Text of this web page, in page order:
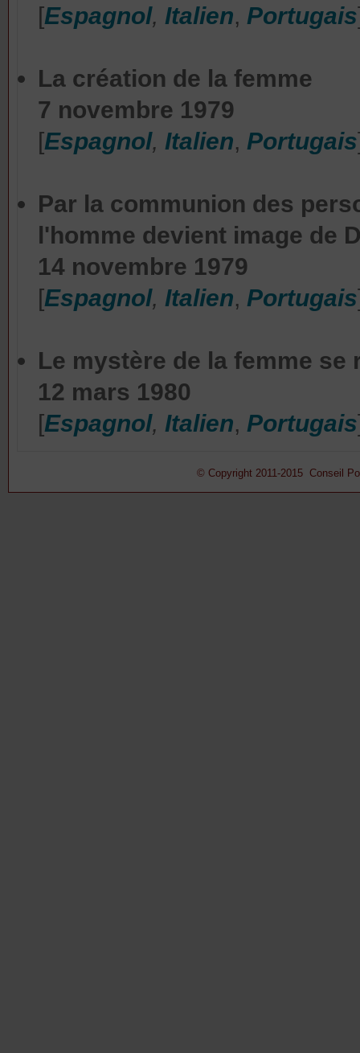
[Espagnol, Italien, Portugais
La création de la femme
7 novembre 1979
[Espagnol, Italien, Portugais
Par la communion des
l'homme devient image de
14 novembre 1979
[Espagnol, Italien, Portugais
Le mystère de la femme se
12 mars 1980
[Espagnol, Italien, Portugais
© Copyright 2011-2015 Conseil